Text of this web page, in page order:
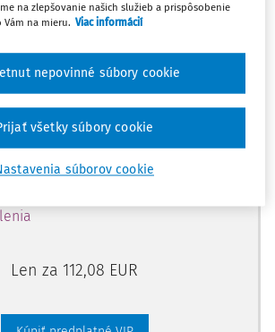
si prístup zakúpením
predplatného.
tomu získate aj:
nástroje: vzory, smart
Len za 112,08 EUR
na zlepšovanie našich služieb a prispôsobenie
na mieru. Viac informácií
súborov cookie
nepovinné súbory cookie
všetky súbory cookie